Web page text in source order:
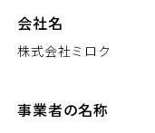
会社名
株式会社ミロク
事業者の名称